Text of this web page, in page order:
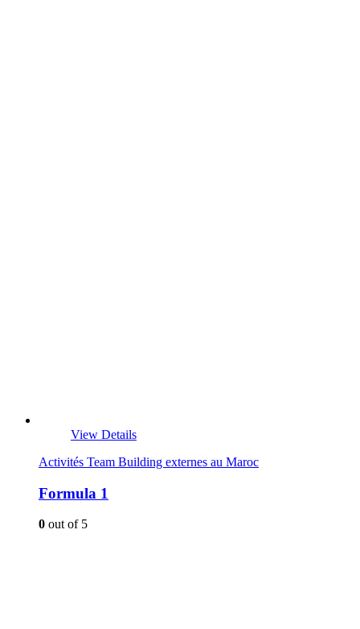
View Details
Activités Team Building externes au Maroc
Formula 1
0 out of 5